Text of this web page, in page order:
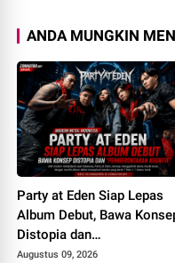
ANDA MUNGKIN
Party at Eden Siap Lepas
Album Debut, Bawa
Distopia dan
“Pemberontakan Kognitif
Augustus 09, 2026